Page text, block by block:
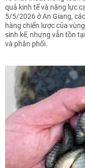
quả kinh tế và năng lực
5/5/2026 ở An Giang,
hàng chiến lược của
sinh kế, nhưng vẫn tồn
và phân phối.